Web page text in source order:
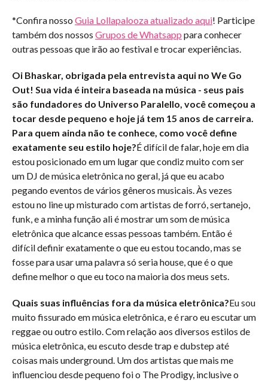
*Confira nosso Guia Lollapalooza atualizado aqui! Participe
também dos nossos Grupos de Whatsapp para conhecer
outras pessoas que irão ao festival e trocar experiências.
Oi Bhaskar, obrigada pela entrevista aqui no We Go
Out! Sua vida é inteira baseada na música - seus pais
são fundadores do Universo Paralello, você começou a
tocar desde pequeno e hoje já tem 15 anos de carreira.
Para quem ainda não te conhece, como você define
exatamente seu estilo hoje?É difícil de falar, hoje em dia
estou posicionado em um lugar que condiz muito com ser
um DJ de música eletrônica no geral, já que eu acabo
pegando eventos de vários gêneros musicais. Às vezes
estou no line up misturado com artistas de forró, sertanejo,
funk, e a minha função ali é mostrar um som de música
eletrônica que alcance essas pessoas também. Então é
difícil definir exatamente o que eu estou tocando, mas se
fosse para usar uma palavra só seria house, que é o que
define melhor o que eu toco na maioria dos meus sets.
Quais suas influências fora da música eletrônica?Eu sou
muito fissurado em música eletrônica, e é raro eu escutar um
reggae ou outro estilo. Com relação aos diversos estilos de
música eletrônica, eu escuto desde trap e dubstep até
coisas mais underground. Um dos artistas que mais me
influenciou desde pequeno foi o The Prodigy, inclusive o